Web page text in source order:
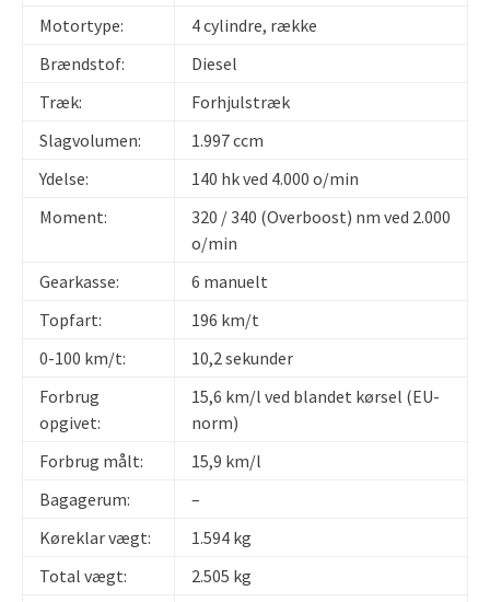
Motortype:
4 cylindre, række
Brændstof:
Diesel
Træk:
Forhjulstræk
Slagvolumen:
1.997 ccm
Ydelse:
140 hk ved 4.000 o/min
Moment:
320 / 340 (Overboost) nm ved 2.000
o/min
Gearkasse:
6 manuelt
Topfart:
196 km/t
0-100 km/t:
10,2 sekunder
Forbrug
opgivet:
15,6 km/l ved blandet kørsel (EU-
norm)
Forbrug målt:
15,9 km/l
Bagagerum:
–
Køreklar vægt:
1.594 kg
Total vægt:
2.505 kg